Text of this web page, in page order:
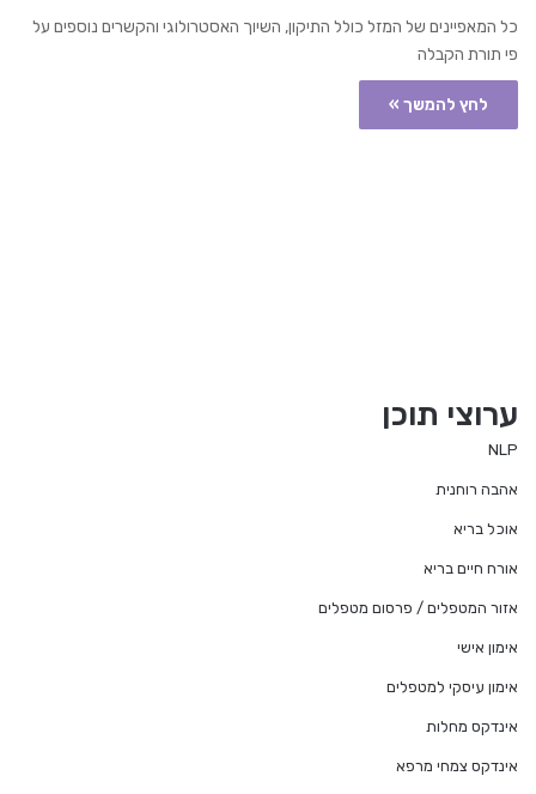
כל המאפיינים של המזל כולל התיקון, השיוך האסטרולוגי והקשרים נוספים על
פי תורת הקבלה
לחץ להמשך »
ערוצי תוכן
NLP
אהבה רוחנית
אוכל בריא
אורח חיים בריא
אזור המטפלים / פרסום מטפלים
אימון אישי
אימון עיסקי למטפלים
אינדקס מחלות
אינדקס צמחי מרפא